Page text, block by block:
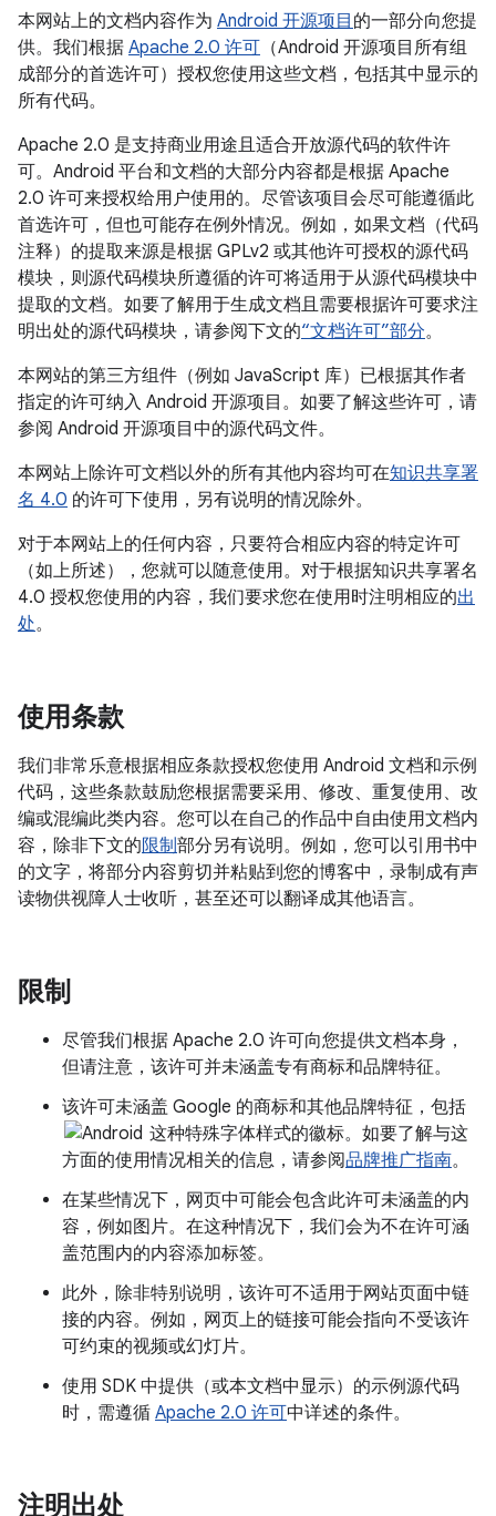
本网站上的文档内容作为 Android 开源项目 的一部分向您提
供。我们根据 Apache 2.0 许可 （Android 开源项目所有组
成部分的首选许可）授权您使用这些文档，包括其中显示的
所有代码。
Apache 2.0 是支持商业用途且适合开放源代码的软件许
可。Android 平台和文档的大部分内容都是根据 Apache
2.0 许可来授权给用户使用的。尽管该项目会尽可能遵循此
首选许可，但也可能存在例外情况。例如，如果文档（代码
注释）的提取来源是根据 GPLv2 或其他许可授权的源代码
模块，则源代码模块所遵循的许可将适用于从源代码模块中
提取的文档。如要了解用于生成文档且需要根据许可要求注
明出处的源代码模块，请参阅下文的“文档许可”部分。
本网站的第三方组件（例如 JavaScript 库）已根据其作者
指定的许可纳入 Android 开源项目。如要了解这些许可，请
参阅 Android 开源项目中的源代码文件。
本网站上除许可文档以外的所有其他内容均可在知识共享署
名 4.0 的许可下使用，另有说明的情况除外。
对于本网站上的任何内容，只要符合相应内容的特定许可
（如上所述），您就可以随意使用。对于根据知识共享署名
4.0 授权您使用的内容，我们要求您在使用时注明相应的出
处。
使用条款
我们非常乐意根据相应条款授权您使用 Android 文档和示例
代码，这些条款鼓励您根据需要采用、修改、重复使用、改
编或混编此类内容。您可以在自己的作品中自由使用文档内
容，除非下文的限制部分另有说明。例如，您可以引用书中
的文字，将部分内容剪切并粘贴到您的博客中，录制成有声
读物供视障人士收听，甚至还可以翻译成其他语言。
限制
尽管我们根据 Apache 2.0 许可向您提供文档本身，
但请注意，该许可并未涵盖专有商标和品牌特征。
该许可未涵盖 Google 的商标和其他品牌特征，包括
这种特殊字体样式的徽标。如要了解与这
方面的使用情况相关的信息，请参阅品牌推广指南。
在某些情况下，网页中可能会包含此许可未涵盖的内
容，例如图片。在这种情况下，我们会为不在许可涵
盖范围内的内容添加标签。
此外，除非特别说明，该许可不适用于网站页面中链
接的内容。例如，网页上的链接可能会指向不受该许
可约束的视频或幻灯片。
使用 SDK 中提供（或本文档中显示）的示例源代码
时，需遵循 Apache 2.0 许可中详述的条件。
注明出处